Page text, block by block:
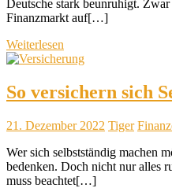
Deutsche stark beunruhigt.
Finanzmarkt auf[…]
Weiterlesen
So versichern sich
21. Dezember 2022 Tiger
Wer sich selbstständig machen
bedenken. Doch nicht nur alles
muss beachtet[…]